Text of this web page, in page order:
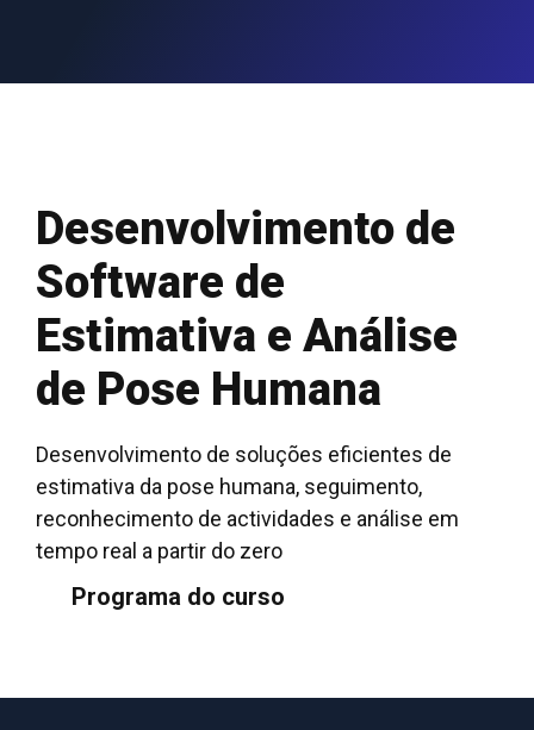
Desenvolvimento de
Software de
Estimativa e Análise
de Pose Humana
Desenvolvimento de soluções eficientes de
estimativa da pose humana, seguimento,
reconhecimento de actividades e análise em
tempo real a partir do zero
Programa do curso